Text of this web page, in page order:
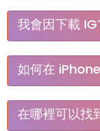
不，您不需要登
任何信息，因
任何內容。
我會因下載
您可以使用
罰。 在
離線使用。
如何在
好吧，我們創建
iPhone 或 iPad
在哪裡可以找